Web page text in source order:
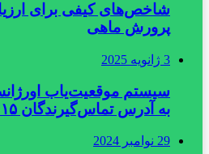
شاخص‌های کیفی برای
پرورش ماهی
3 ژانویه 2025
سیستم موقعیت‌یاب
به آدرس تماس‌گیرندگان ۱۱۵
29 نوامبر 2024